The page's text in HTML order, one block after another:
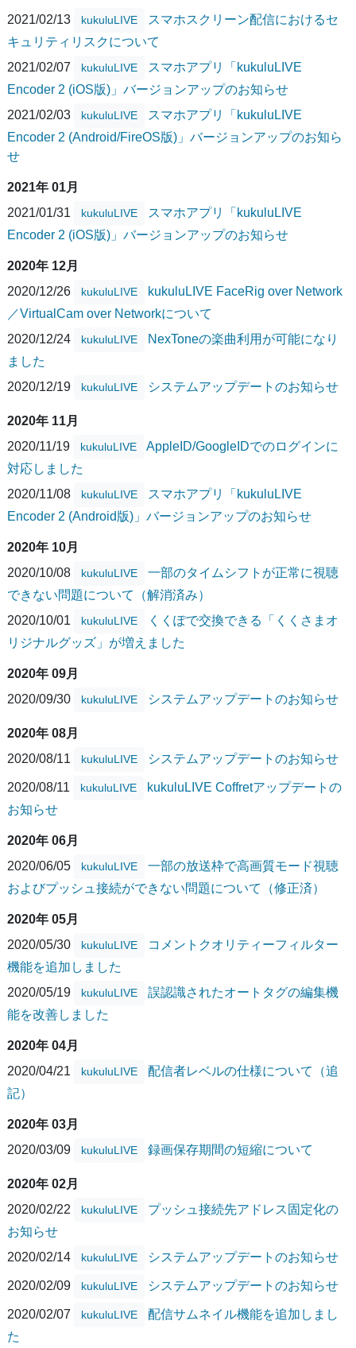
2021/02/13
kukuluLIVE
スマホスクリーン配信におけるセ
キュリティリスクについて
2021/02/07
kukuluLIVE
スマホアプリ「kukuluLIVE
Encoder 2 (iOS版)」バージョンアップのお知らせ
2021/02/03
kukuluLIVE
スマホアプリ「kukuluLIVE
Encoder 2 (Android/FireOS版)」バージョンアップのお知ら
せ
2021年 01月
2021/01/31
kukuluLIVE
スマホアプリ「kukuluLIVE
Encoder 2 (iOS版)」バージョンアップのお知らせ
2020年 12月
2020/12/26
kukuluLIVE
kukuluLIVE FaceRig over Network
／VirtualCam over Networkについて
2020/12/24
kukuluLIVE
NexToneの楽曲利用が可能になり
ました
2020/12/19
kukuluLIVE システムアップデートのお知らせ
2020年 11月
2020/11/19
kukuluLIVE
AppleID/GoogleIDでのログインに
対応しました
2020/11/08
kukuluLIVE
スマホアプリ「kukuluLIVE
Encoder 2 (Android版)」バージョンアップのお知らせ
2020年 10月
2020/10/08
kukuluLIVE
一部のタイムシフトが正常に視聴
できない問題について（解消済み）
2020/10/01
kukuluLIVE
くくぽで交換できる「くくさまオ
リジナルグッズ」が増えました
2020年 09月
2020/09/30
kukuluLIVE システムアップデートのお知らせ
2020年 08月
2020/08/11
kukuluLIVE システムアップデートのお知らせ
2020/08/11 kukuluLIVE
kukuluLIVE Coffretアップデートの
お知らせ
2020年 06月
2020/06/05
kukuluLIVE
一部の放送枠で高画質モード視聴
およびプッシュ接続ができない問題について（修正済）
2020年 05月
2020/05/30
kukuluLIVE
コメントクオリティーフィルター
機能を追加しました
2020/05/19
kukuluLIVE
誤認識されたオートタグの編集機
能を改善しました
2020年 04月
2020/04/21
kukuluLIVE
配信者レベルの仕様について（追
記）
2020年 03月
2020/03/09
kukuluLIVE 録画保存期間の短縮について
2020年 02月
2020/02/22
kukuluLIVE
プッシュ接続先アドレス固定化の
お知らせ
2020/02/14
kukuluLIVE システムアップデートのお知らせ
2020/02/09 kukuluLIVE システムアップデートのお知らせ
2020/02/07 kukuluLIVE
配信サムネイル機能を追加しまし
た